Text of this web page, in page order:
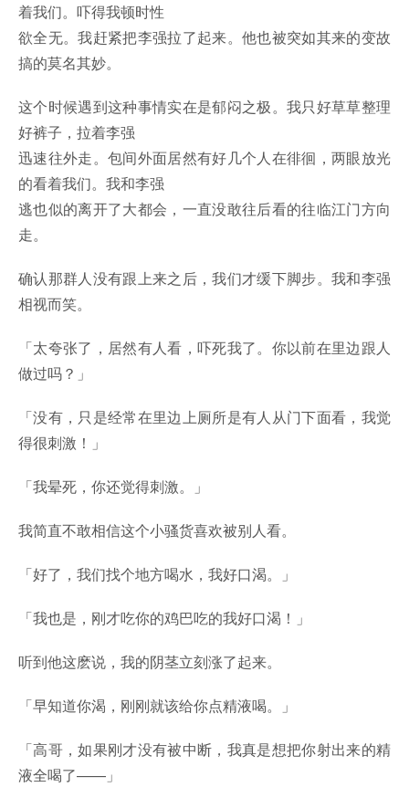
着我们。吓得我顿时性
欲全无。我赶紧把李强拉了起来。他也被突如其来的变故
搞的莫名其妙。
这个时候遇到这种事情实在是郁闷之极。我只好草草整理
好裤子，拉着李强
迅速往外走。包间外面居然有好几个人在徘徊，两眼放光
的看着我们。我和李强
逃也似的离开了大都会，一直没敢往后看的往临江门方向
走。
确认那群人没有跟上来之后，我们才缓下脚步。我和李强
相视而笑。
「太夸张了，居然有人看，吓死我了。你以前在里边跟人
做过吗？」
「没有，只是经常在里边上厕所是有人从门下面看，我觉
得很刺激！」
「我晕死，你还觉得刺激。」
我简直不敢相信这个小骚货喜欢被别人看。
「好了，我们找个地方喝水，我好口渴。」
「我也是，刚才吃你的鸡巴吃的我好口渴！」
听到他这麽说，我的阴茎立刻涨了起来。
「早知道你渴，刚刚就该给你点精液喝。」
「高哥，如果刚才没有被中断，我真是想把你射出来的精
液全喝了——」